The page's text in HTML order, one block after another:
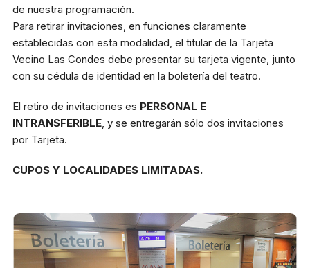
de nuestra programación.
Para retirar invitaciones, en funciones claramente
establecidas con esta modalidad, el titular de la Tarjeta
Vecino Las Condes debe presentar su tarjeta vigente, junto
con su cédula de identidad en la boletería del teatro.
El retiro de invitaciones es PERSONAL E
INTRANSFERIBLE, y se entregarán sólo dos invitaciones
por Tarjeta.
CUPOS Y LOCALIDADES LIMITADAS.